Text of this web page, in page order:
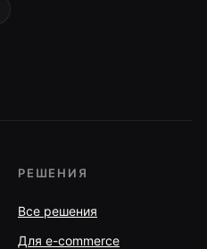
РЕШЕНИЯ
Все решения
Для e-commerce